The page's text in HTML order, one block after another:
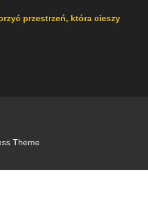
przestrzeń, która cieszy
Theme